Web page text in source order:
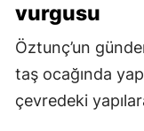
vurgusu
Öztunç’un
taş ocağında
çevredeki